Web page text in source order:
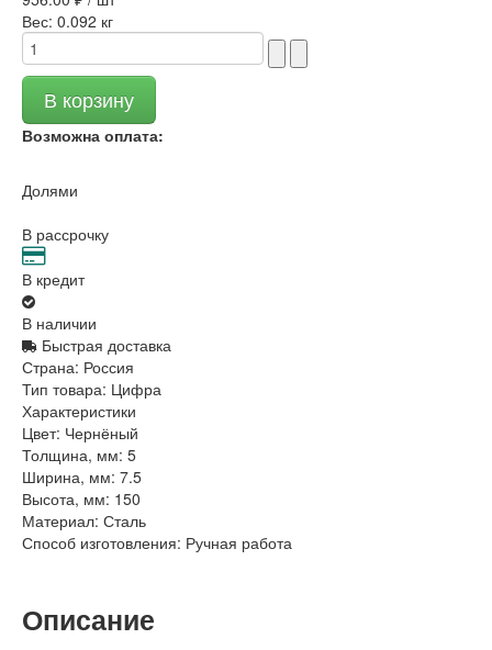
Вес: 0.092 кг
Возможна оплата:
Долями
В рассрочку
В кредит
В наличии
Быстрая доставка
Страна: Россия
Тип товара: Цифра
Характеристики
Цвет: Чернёный
Толщина, мм: 5
Ширина, мм: 7.5
Высота, мм: 150
Материал: Сталь
Способ изготовления: Ручная работа
Описание